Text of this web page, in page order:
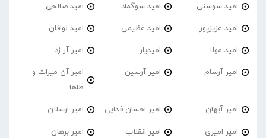
امید سوسنی امید سوگماد امید صالحی
امید عزیزپور امید عظیمی امید لوافان
امید مولا امیدیار امیر آر زد
امیر آرسام امیر آرسین
امیر آن میراث و
طاها
امیر آیهان امیر احسان فدایی امیر ارسلان
امیر امیری امیر انقلاب امیر برهان